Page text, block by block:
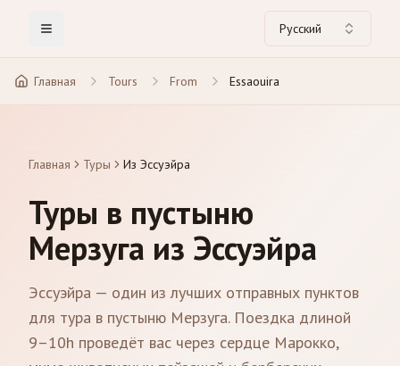
Toggle Menu Русский
Главная Tours From Essaouira
Главная Туры Из Эссуэйра
Туры в пустыню
Мерзуга из Эссуэйра
Эссуэйра — один из лучших отправных пунктов
для тура в пустыню Мерзуга. Поездка длиной
9–10h проведёт вас через сердце Марокко,